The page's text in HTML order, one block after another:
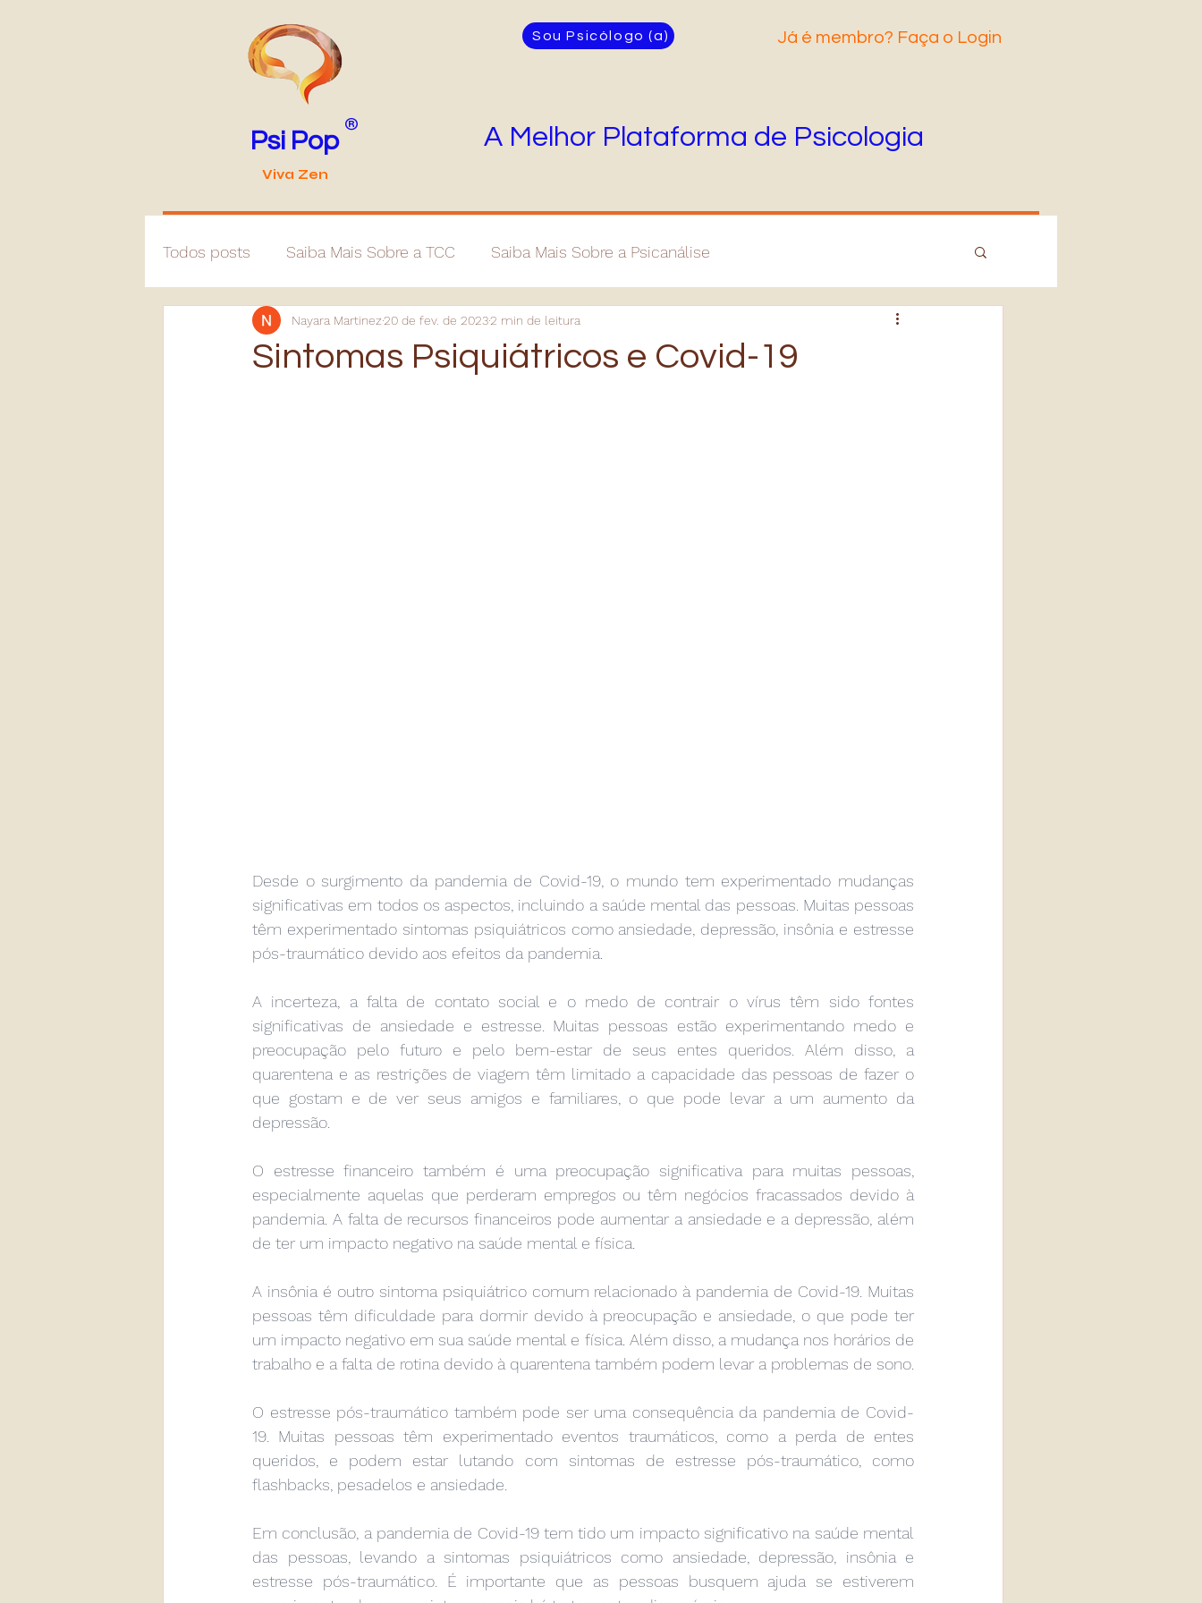
Psi Pop
®
Viva Zen
Sou Psicólogo (a) Já é membro? Faça o Login
A Melhor Plataforma de Psicologia
Todos posts Saiba Mais Sobre a TCC Saiba Mais Sobre a Psicanálise
Sintomas Psiquiátricos e Covid-19
Nayara Martinez20 de fev. de 20232 min de leitura
Desde o surgimento da pandemia de Covid-19, o mundo tem experimentado mudanças
significativas em todos os aspectos, incluindo a saúde mental das pessoas. Muitas pessoas
têm experimentado sintomas psiquiátricos como ansiedade, depressão, insônia e estresse
pós-traumático devido aos efeitos da pandemia.
A incerteza, a falta de contato social e o medo de contrair o vírus têm sido fontes
significativas de ansiedade e estresse. Muitas pessoas estão experimentando medo e
preocupação pelo futuro e pelo bem-estar de seus entes queridos. Além disso, a
quarentena e as restrições de viagem têm limitado a capacidade das pessoas de fazer o
que gostam e de ver seus amigos e familiares, o que pode levar a um aumento da
depressão.
O estresse financeiro também é uma preocupação significativa para muitas pessoas,
especialmente aquelas que perderam empregos ou têm negócios fracassados devido à
pandemia. A falta de recursos financeiros pode aumentar a ansiedade e a depressão, além
de ter um impacto negativo na saúde mental e física.
A insônia é outro sintoma psiquiátrico comum relacionado à pandemia de Covid-19. Muitas
pessoas têm dificuldade para dormir devido à preocupação e ansiedade, o que pode ter
um impacto negativo em sua saúde mental e física. Além disso, a mudança nos horários de
trabalho e a falta de rotina devido à quarentena também podem levar a problemas de sono.
O estresse pós-traumático também pode ser uma consequência da pandemia de Covid-
19. Muitas pessoas têm experimentado eventos traumáticos, como a perda de entes
queridos, e podem estar lutando com sintomas de estresse pós-traumático, como
flashbacks, pesadelos e ansiedade.
Em conclusão, a pandemia de Covid-19 tem tido um impacto significativo na saúde mental
das pessoas, levando a sintomas psiquiátricos como ansiedade, depressão, insônia e
estresse pós-traumático. É importante que as pessoas busquem ajuda se estiverem